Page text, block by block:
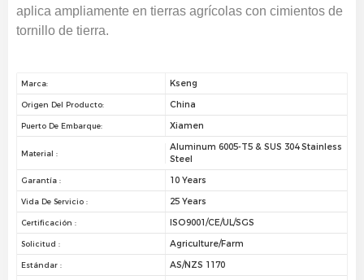
aplica ampliamente en tierras agrícolas con cimientos de
tornillo de tierra.
Marca: Kseng
Origen Del Producto: China
Puerto De Embarque: Xiamen
Material :
Aluminum 6005-T5 & SUS 304 Stainless
Steel
Garantía : 10 Years
Vida De Servicio : 25 Years
Certificación : ISO9001/CE/UL/SGS
Solicitud : Agriculture/Farm
Estándar : AS/NZS 1170